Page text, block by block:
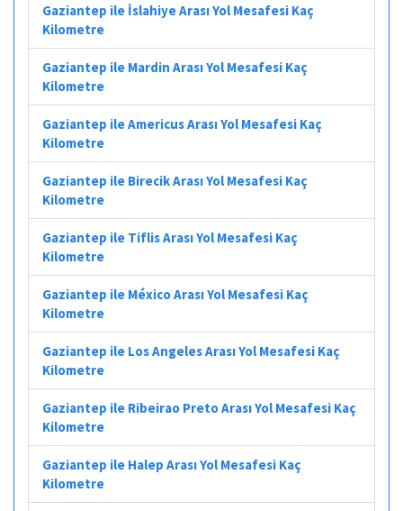
Gaziantep ile İslahiye Arası Yol Mesafesi Kaç
Kilometre
Gaziantep ile Mardin Arası Yol Mesafesi Kaç
Kilometre
Gaziantep ile Americus Arası Yol Mesafesi Kaç
Kilometre
Gaziantep ile Birecik Arası Yol Mesafesi Kaç
Kilometre
Gaziantep ile Tiflis Arası Yol Mesafesi Kaç
Kilometre
Gaziantep ile México Arası Yol Mesafesi Kaç
Kilometre
Gaziantep ile Los Angeles Arası Yol Mesafesi Kaç
Kilometre
Gaziantep ile Ribeirao Preto Arası Yol Mesafesi Kaç
Kilometre
Gaziantep ile Halep Arası Yol Mesafesi Kaç
Kilometre